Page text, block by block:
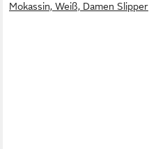
Mokassin, Weiß, Damen Slipper